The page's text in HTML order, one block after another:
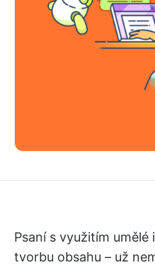
Psaní s využitím
tvorbu obsahu – už